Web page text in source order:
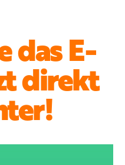
das E-
direkt